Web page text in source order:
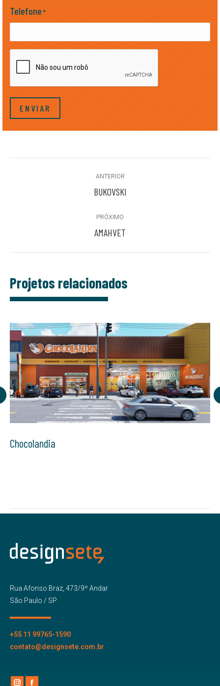
Telefone *
ANTERIOR
Previous
BUKOVSKI
PRÓXIMO
Next
AMAHVET
Projetos relacionados
Chocolandia
Rua Afonso Braz, 473/9º Andar
São Paulo / SP
+55 11 99765-1590
contato@designsete.com.br